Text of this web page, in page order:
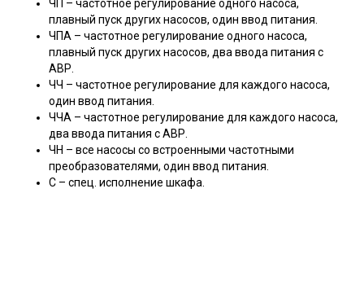
ЧП – частотное регулирование одного насоса,
плавный пуск других насосов, один ввод питания.
ЧПА – частотное регулирование одного насоса,
плавный пуск других насосов, два ввода питания с
АВР.
ЧЧ – частотное регулирование для каждого насоса,
один ввод питания.
ЧЧА – частотное регулирование для каждого насоса,
два ввода питания с АВР.
ЧН – все насосы со встроенными частотными
преобразователями, один ввод питания.
С – спец. исполнение шкафа.